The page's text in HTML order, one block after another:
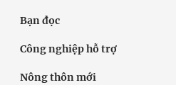
Bạn đọc
Công nghiệp hỗ trợ
Nông thôn mới